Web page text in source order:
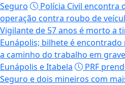
Seguro
Polícia Civil encontra
operação contra roubo de
Vigilante de 57 anos é morto a
Eunápolis; bilhete é encontrado
a caminho do trabalho em
Eunápolis e Itabela
PRF
Seguro e dois mineiros com